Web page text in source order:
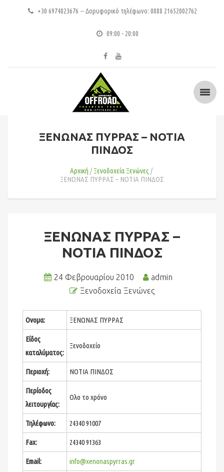
+30 6974823676 -- Δορυφορικό τηλέφωνο: 0088 21652002762
09:00 - 20:00
ΞΕΝΩΝΑΣ ΠΥΡΡΑΣ – ΝΟΤΙΑ
ΠΙΝΔΟΣ
Αρχική
Ξενοδοχεία Ξενώνες
ΞΕΝΩΝΑΣ ΠΥΡΡΑΣ – ΝΟΤΙΑ ΠΙΝΔΟΣ
ΞΕΝΩΝΑΣ ΠΥΡΡΑΣ –
ΝΟΤΙΑ ΠΙΝΔΟΣ
24 Φεβρουαρίου 2010
admin
Ξενοδοχεία Ξενώνες
Ονομα: ΞΕΝΩΝΑΣ ΠΥΡΡΑΣ
Είδος
καταλύματος:
Ξενοδοχείο
Περιοχή: ΝΟΤΙΑ ΠΙΝΔΟΣ
Περίοδος
λειτουργίας:
Ολο το χρόνο
Τηλέφωνο: 24340 91007
Fax: 24340 91363
Email: info@xenonaspyrras.gr